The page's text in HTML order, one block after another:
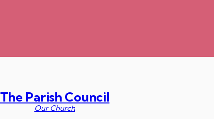
The Parish Council
Our Church